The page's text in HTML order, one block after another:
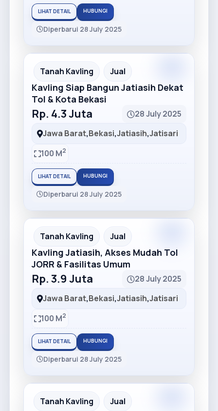
LIHAT DETAIL HUBUNGI
Diperbarui 28 July 2025
Recommended
Tanah Kavling Jual
Kavling Siap Bangun Jatiasih Dekat
Tol & Kota Bekasi
Rp. 4.3 Juta
28 July 2025
Jawa Barat,Bekasi,Jatiasih,Jatisari
100 M2
LIHAT DETAIL HUBUNGI
Diperbarui 28 July 2025
Recommended
Tanah Kavling Jual
Kavling Jatiasih, Akses Mudah Tol
JORR & Fasilitas Umum
Rp. 3.9 Juta
28 July 2025
Jawa Barat,Bekasi,Jatiasih,Jatisari
100 M2
LIHAT DETAIL HUBUNGI
Diperbarui 28 July 2025
Recommended
Tanah Kavling Jual